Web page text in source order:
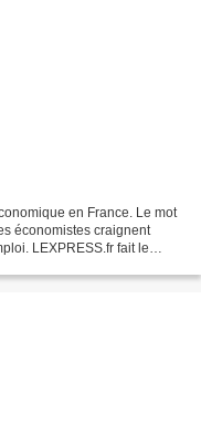
en France. Le mot
économistes craignent
LEXPRESS.fr fait le